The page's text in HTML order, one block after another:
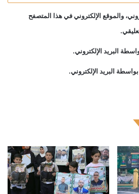
والموقع الإلكتروني في هذا المتصفح
البريد الإلكتروني.
البريد الإلكتروني.